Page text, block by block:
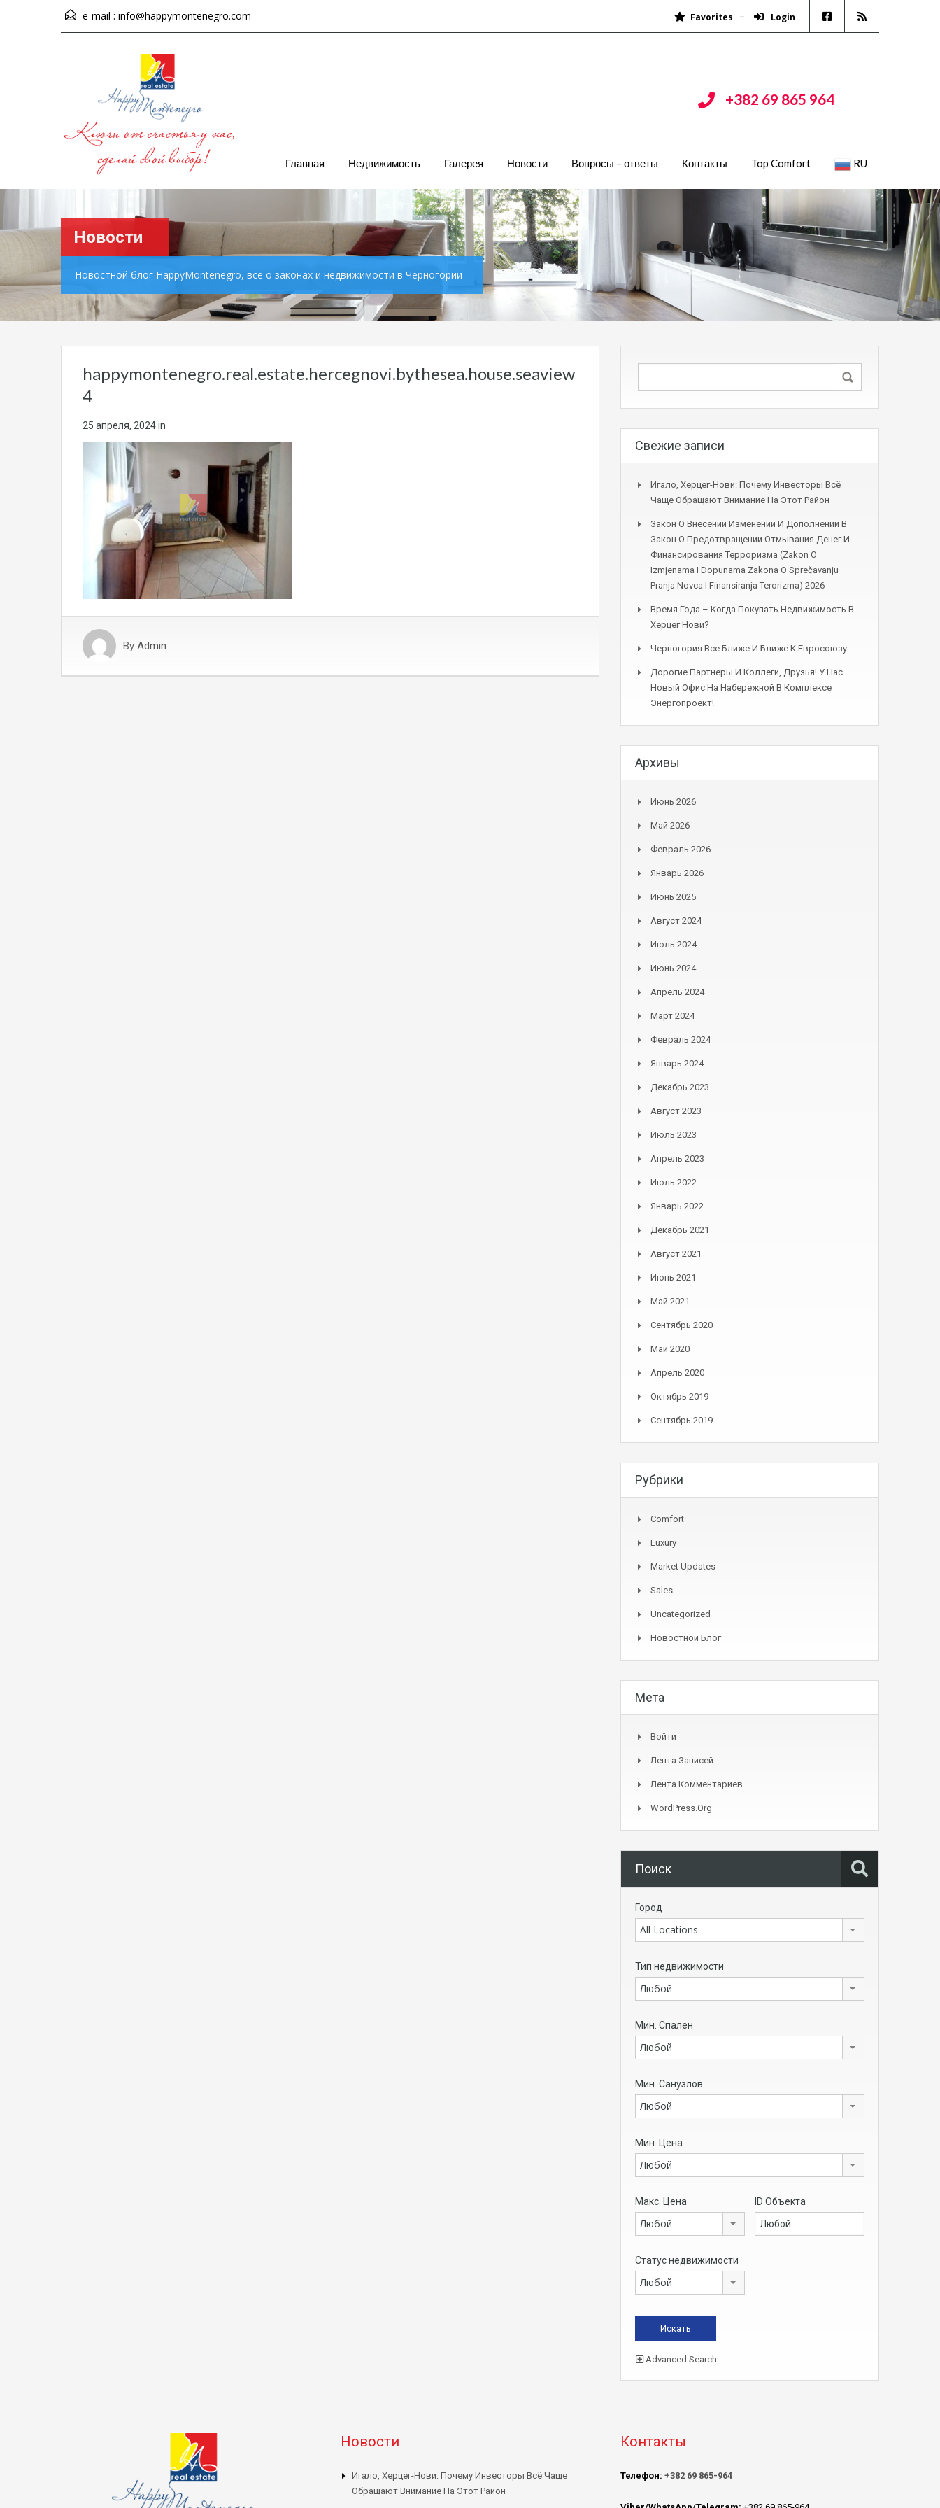
e-mail : info@happymontenegro.com Favorites Login
+382 69 865 964
Главная Недвижимость Галерея Новости Вопросы – ответы Контакты Top Comfort RU
Новости
Новостной блог HappyMontenegro, всё о законах и недвижимости в Черногории
happymontenegro.real.estate.hercegnovi.bythesea.house.seaview
4
25 апреля, 2024in
By Admin
Свежие записи
Игало, Херцег-Нови: Почему Инвесторы Всё
Чаще Обращают Внимание На Этот Район
Закон О Внесении Изменений И Дополнений В
Закон О Предотвращении Отмывания Денег И
Финансирования Терроризма (Zakon O
Izmjenama I Dopunama Zakona O Sprečavanju
Pranja Novca I Finansiranja Terorizma) 2026
Время Года – Когда Покупать Недвижимость В
Херцег Нови?
Черногория Все Ближе И Ближе К Евросоюзу.
Дорогие Партнеры И Коллеги, Друзья! У Нас
Новый Офис На Набережной В Комплексе
Энергопроект!
Архивы
Июнь 2026
Май 2026
Февраль 2026
Январь 2026
Июнь 2025
Август 2024
Июль 2024
Июнь 2024
Апрель 2024
Март 2024
Февраль 2024
Январь 2024
Декабрь 2023
Август 2023
Июль 2023
Апрель 2023
Июль 2022
Январь 2022
Декабрь 2021
Август 2021
Июнь 2021
Май 2021
Сентябрь 2020
Май 2020
Апрель 2020
Октябрь 2019
Сентябрь 2019
Рубрики
Comfort
Luxury
Market Updates
Sales
Uncategorized
Новостной Блог
Мета
Войти
Лента Записей
Лента Комментариев
WordPress.org
Поиск
Город
All Locations
Тип недвижимости
Любой
Мин. Спален
Любой
Мин. Санузлов
Любой
Мин. Цена
Любой
Макс. Цена
Любой
ID Объекта
Статус недвижимости
Любой
Advanced Search
Новости
Игало, Херцег-Нови: Почему Инвесторы Всё Чаще
Обращают Внимание На Этот Район
Контакты
Телефон: +382 69 865-964